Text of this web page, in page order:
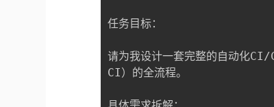
任务目标：
请为我设计一套完整的自动化
CI）的全流程。